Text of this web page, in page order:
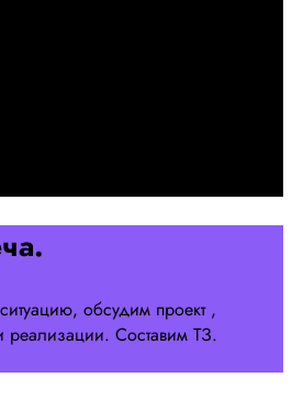
обсудим проект ,
Составим ТЗ.